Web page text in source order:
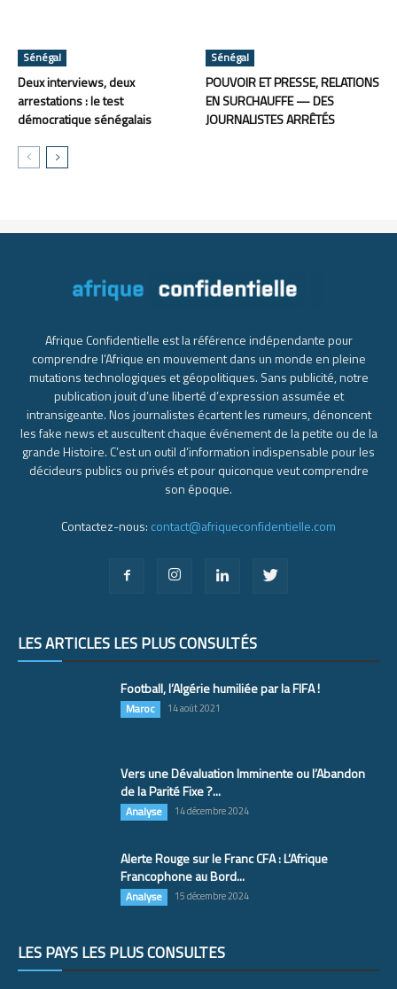
Sénégal
Deux interviews, deux
arrestations : le test
démocratique sénégalais
Sénégal
POUVOIR ET PRESSE, RELATIONS
EN SURCHAUFFE — DES
JOURNALISTES ARRÊTÉS
Afrique Confidentielle est la référence indépendante pour
comprendre l’Afrique en mouvement dans un monde en pleine
mutations technologiques et géopolitiques. Sans publicité, notre
publication jouit d’une liberté d’expression assumée et
intransigeante. Nos journalistes écartent les rumeurs, dénoncent
les fake news et auscultent chaque événement de la petite ou de la
grande Histoire. C’est un outil d’information indispensable pour les
décideurs publics ou privés et pour quiconque veut comprendre
son époque.
Contactez-nous: contact@afriqueconfidentielle.com
LES ARTICLES LES PLUS CONSULTÉS
Football, l’Algérie humiliée par la FIFA !
Maroc 14 août 2021
Vers une Dévaluation Imminente ou l’Abandon
de la Parité Fixe ?...
Analyse 14 décembre 2024
Alerte Rouge sur le Franc CFA : L’Afrique
Francophone au Bord...
Analyse 15 décembre 2024
LES PAYS LES PLUS CONSULTÉS